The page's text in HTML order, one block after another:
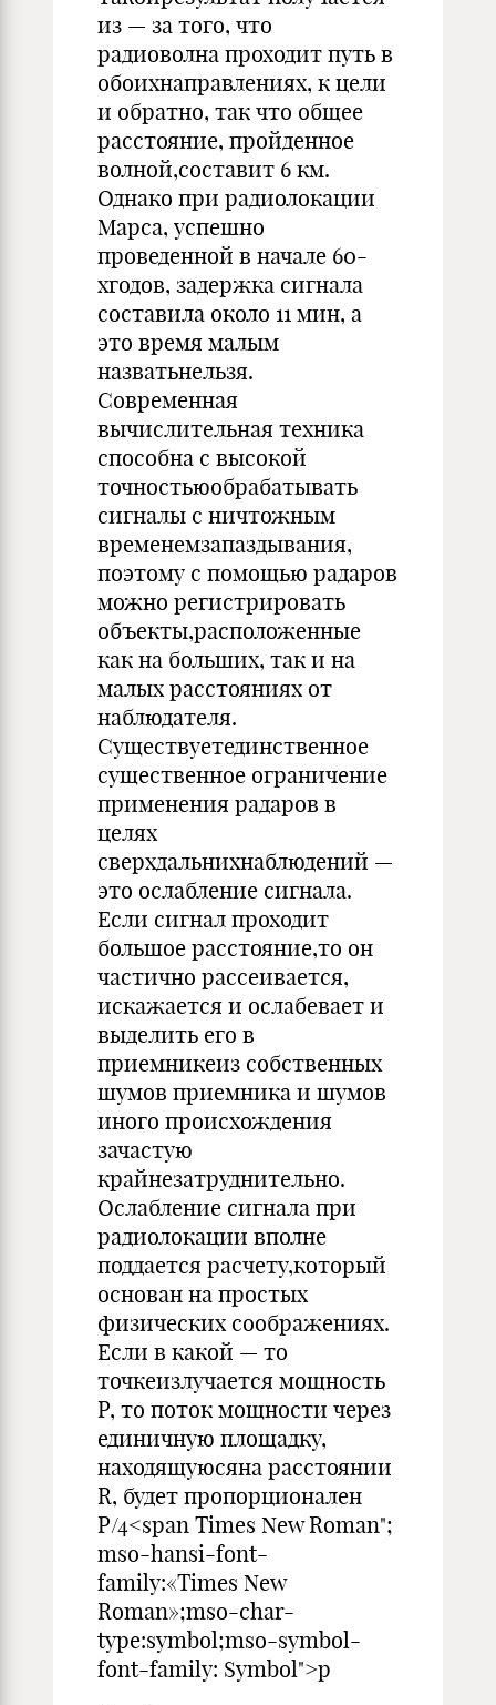
из — за того, что
радиоволна проходит путь в
обоихнаправлениях, к цели
и обратно, так что общее
расстояние, пройденное
волной,составит 6 км.
Однако при радиолокации
Марса, успешно
проведенной в начале 60-
хгодов, задержка сигнала
составила около 11 мин, а
это время малым
назватьнельзя.
Современная
вычислительная техника
способна с высокой
точностьюобрабатывать
сигналы с ничтожным
временемзапаздывания,
поэтому с помощью радаров
можно регистрировать
объекты,расположенные
как на больших, так и на
малых расстояниях от
наблюдателя.
Существуетединственное
существенное ограничение
применения радаров в
целях
сверхдальнихнаблюдений —
это ослабление сигнала.
Если сигнал проходит
большое расстояние,то он
частично рассеивается,
искажается и ослабевает и
выделить его в
приемникеиз собственных
шумов приемника и шумов
иного происхождения
зачастую
крайнезатруднительно.
Ослабление сигнала при
радиолокации вполне
поддается расчету,который
основан на простых
физических соображениях.
Если в какой — то
точкеизлучается мощность
Р, то поток мощности через
единичную площадку,
находящуюсяна расстоянии
R, будет пропорционален
Р/4<span Times New Roman";
mso-hansi-font-
family:«Times New
Roman»;mso-char-
type:symbol;mso-symbol-
font-family: Symbol">p